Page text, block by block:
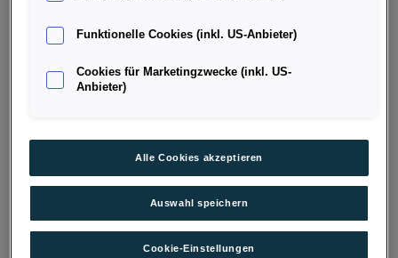
KFZ-HAFTPFLICHT
Fahren Sie auf Nummer sicher und schließen
Sie die gesetzlich vorgeschriebene Kfz-
Funktionelle Cookies (inkl. US-Anbieter)
Cookies für Marketingzwecke (inkl. US-
Anbieter)
Alle Cookies akzeptieren
Auswahl speichern
Cookie-Einstellungen